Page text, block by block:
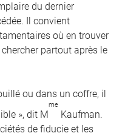
du dernier
Il convient
où en trouver
chercher partout après le
ou dans un coffre, il
», dit M
me
Kaufman.
de fiducie et les